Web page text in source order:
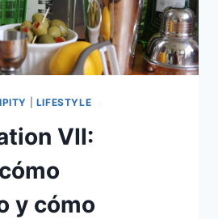
LIFESTYLE
VII:
y cómo